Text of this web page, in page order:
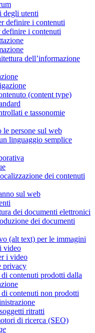
degli utenti
definire i contenuti
definire i contenuti
dell’informazione
(content type)
e tassonomie
le persone sul web
linguaggio semplice
dei contenuti
sul web
dei documenti elettronici
dei documenti
(alt text) per le immagini
video
i video
privacy
contenuti prodotti dalla
contenuti non prodotti
ritratti
di ricerca (SEO)